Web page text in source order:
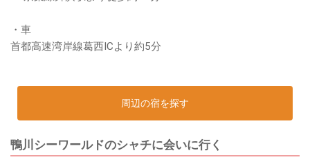
・車
首都高速湾岸線葛西ICより約5分
周辺の宿を探す
鴨川シーワールドのシャチに会いに行く